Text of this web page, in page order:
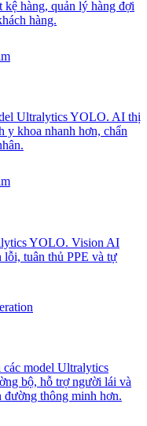
kệ hàng, quản lý hàng đợi
hàng.
Ultralytics YOLO. AI thị
y khoa nhanh hơn, chẩn
YOLO. Vision AI
lỗi, tuân thủ PPE và tự
model Ultralytics
bộ, hỗ trợ người lái và
thông minh hơn.